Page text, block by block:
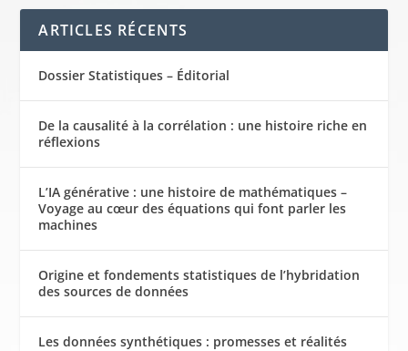
ARTICLES RÉCENTS
Dossier Statistiques – Éditorial
De la causalité à la corrélation : une histoire riche en
réflexions
L’IA générative : une histoire de mathématiques –
Voyage au cœur des équations qui font parler les
machines
Origine et fondements statistiques de l’hybridation
des sources de données
Les données synthétiques : promesses et réalités